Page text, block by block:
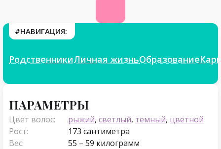
#НАВИГАЦИЯ:
РодственникиЛичная жизньОбразование
ПАРАМЕТРЫ
Цвет волос: рыжий, светлый, темный, цветной
Рост:
173 сантиметра
Вес:
55 – 59 килограмм